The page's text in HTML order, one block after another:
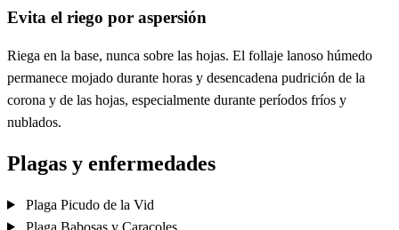
Evita el riego por aspersión
Riega en la base, nunca sobre las hojas. El follaje lanoso húmedo
permanece mojado durante horas y desencadena pudrición de la
corona y de las hojas, especialmente durante períodos fríos y
nublados.
Plagas y enfermedades
Plaga Picudo de la Vid
Plaga Babosas y Caracoles